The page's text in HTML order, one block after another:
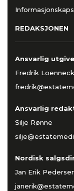
REDAKSJONEN
Ansvarlig
Fredrik
Ansvarlig
Silje Rønne
Nordisk
Jan Erik